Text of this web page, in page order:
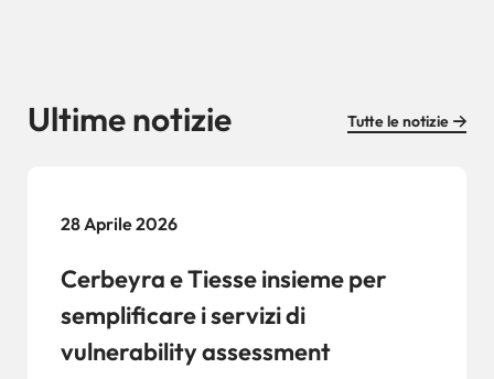
Ultime notizie Tutte le notizie
28 Aprile 2026
Cerbeyra e Tiesse insieme per
semplificare i servizi di
vulnerability assessment